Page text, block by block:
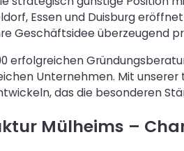
Essen und Duisburg
Geschäftsidee überzeugend
erfolgreichen
Unternehmen. Mit
das die besonderen
Mülheims –